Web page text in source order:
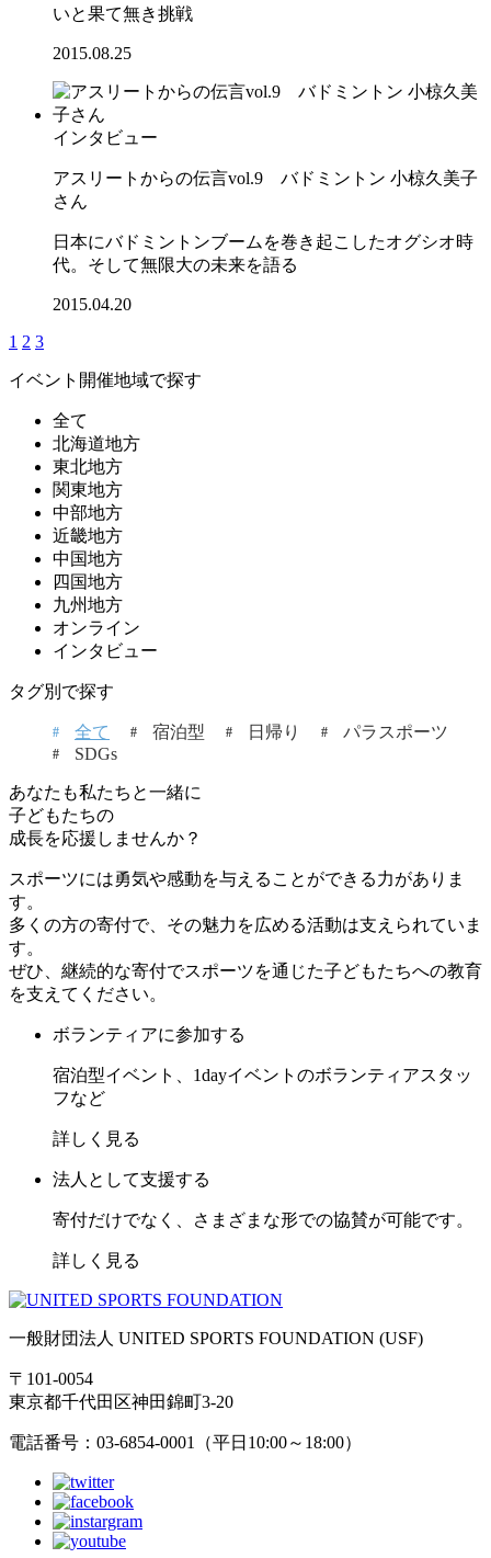
いと果て無き挑戦
2015.08.25
インタビュー
アスリートからの伝言vol.9 バドミントン 小椋久美子
さん
日本にバドミントンブームを巻き起こしたオグシオ時
代。そして無限大の未来を語る
2015.04.20
1 2 3
イベント開催地域で探す
全て
北海道地方
東北地方
関東地方
中部地方
近畿地方
中国地方
四国地方
九州地方
オンライン
インタビュー
タグ別で探す
全て 宿泊型 日帰り
パラスポーツ
SDGs
あなたも私たちと一緒に
子どもたちの
成長を応援しませんか？
スポーツには勇気や感動を与えることができる力がありま
す。
多くの方の寄付で、その魅力を広める活動は支えられていま
す。
ぜひ、継続的な寄付でスポーツを通じた子どもたちへの教育
を支えてください。
ボランティアに参加する
宿泊型イベント、1dayイベントのボランティアスタッ
フなど
詳しく見る
法人として支援する
寄付だけでなく、さまざまな形での協賛が可能です。
詳しく見る
一般財団法人 UNITED SPORTS FOUNDATION (USF)
〒101-0054
東京都千代田区神田錦町3-20
電話番号：03-6854-0001（平日10:00～18:00）